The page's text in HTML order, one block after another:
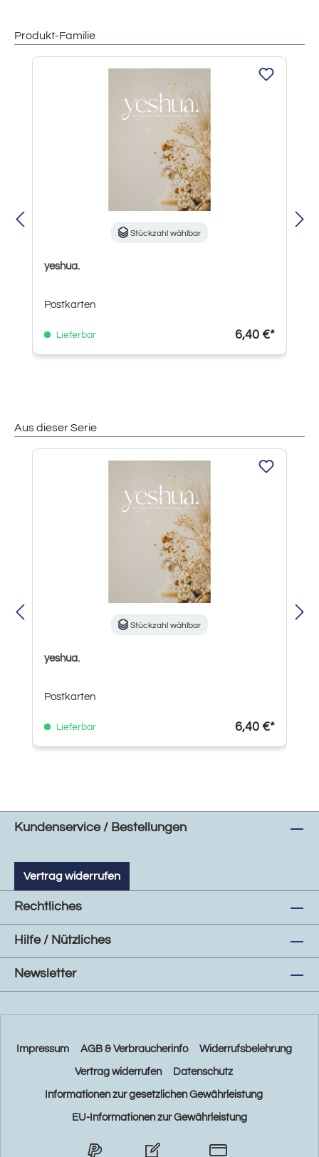
Produkt-Familie
Produktgalerie überspringen
Stückzahl wählbar
yeshua.
Postkarten
Lieferbar 6,40 €*
Aus dieser Serie
Produktgalerie überspringen
Stückzahl wählbar
yeshua.
Postkarten
Lieferbar 6,40 €*
Kundenservice / Bestellungen
Vertrag widerrufen
Rechtliches
Hilfe / Nützliches
Newsletter
Impressum AGB & Verbraucherinfo Widerrufsbelehrung
Vertrag widerrufen Datenschutz
Informationen zur gesetzlichen Gewährleistung
EU-Informationen zur Gewährleistung